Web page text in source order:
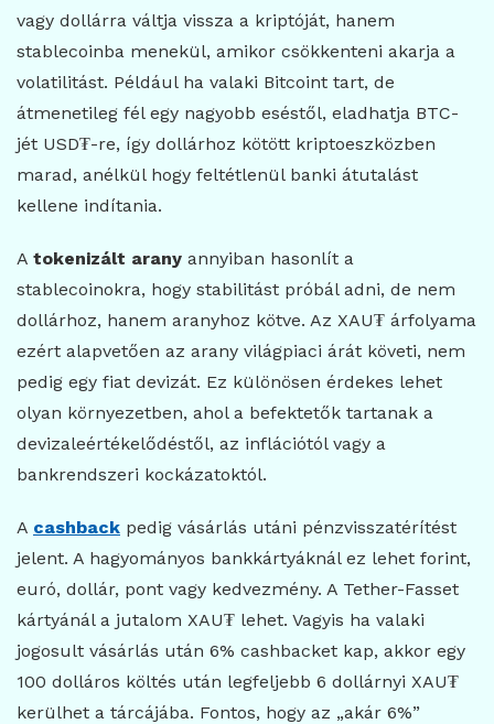
vagy dollárra váltja vissza a kriptóját, hanem
stablecoinba menekül, amikor csökkenteni akarja a
volatilitást. Például ha valaki Bitcoint tart, de
átmenetileg fél egy nagyobb eséstől, eladhatja BTC-
jét USD₮-re, így dollárhoz kötött kriptoeszközben
marad, anélkül hogy feltétlenül banki átutalást
kellene indítania.
A tokenizált arany annyiban hasonlít a
stablecoinokra, hogy stabilitást próbál adni, de nem
dollárhoz, hanem aranyhoz kötve. Az XAU₮ árfolyama
ezért alapvetően az arany világpiaci árát követi, nem
pedig egy fiat devizát. Ez különösen érdekes lehet
olyan környezetben, ahol a befektetők tartanak a
devizaleértékelődéstől, az inflációtól vagy a
bankrendszeri kockázatoktól.
A cashback pedig vásárlás utáni pénzvisszatérítést
jelent. A hagyományos bankkártyáknál ez lehet forint,
euró, dollár, pont vagy kedvezmény. A Tether-Fasset
kártyánál a jutalom XAU₮ lehet. Vagyis ha valaki
jogosult vásárlás után 6% cashbacket kap, akkor egy
100 dolláros költés után legfeljebb 6 dollárnyi XAU₮
kerülhet a tárcájába. Fontos, hogy az „akár 6%”